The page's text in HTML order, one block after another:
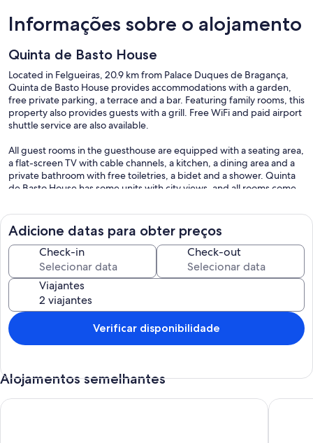
Informações sobre o alojamento
Quinta de Basto House
Located in Felgueiras, 20.9 km from Palace Duques de Bragança,
Quinta de Basto House provides accommodations with a garden,
free private parking, a terrace and a bar. Featuring family rooms, this
property also provides guests with a grill. Free WiFi and paid airport
shuttle service are also available.
All guest rooms in the guesthouse are equipped with a seating area,
a flat-screen TV with cable channels, a kitchen, a dining area and a
private bathroom with free toiletries, a bidet and a shower. Quinta
de Basto House has some units with city views, and all rooms come
with bed linen and towels.
We have the continental breakfast service, served every morning at
Quinta de Basto House, at an extra cost
The area is popular for hiking, and bike rental is available at the
guesthouse.
Adicione datas para obter preços
Check-in Check-out
Viajantes
Verificar disponibilidade
Alojamentos semelhantes
Casa da Carreira (Amarante 7099/AL)